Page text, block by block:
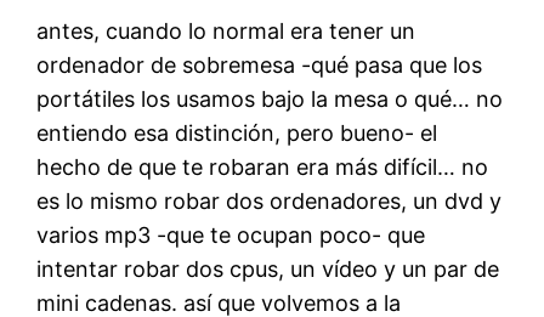
antes, cuando lo normal era tener un
ordenador de sobremesa -qué pasa que los
portátiles los usamos bajo la mesa o qué… no
entiendo esa distinción, pero bueno- el
hecho de que te robaran era más difícil… no
es lo mismo robar dos ordenadores, un dvd y
varios mp3 -que te ocupan poco- que
intentar robar dos cpus, un vídeo y un par de
mini cadenas. así que volvemos a la